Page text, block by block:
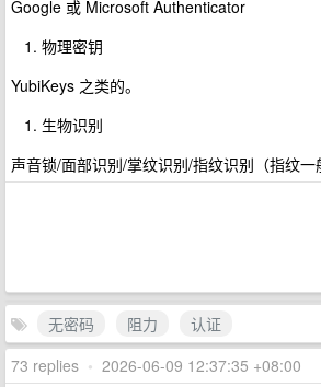
Google 或 Microsoft Authenticator
物理密钥
YubiKeys 之类的。
生物识别
声音锁/面部识别/掌纹识别/指纹识别（指纹一
无密码 阻力
认证
73 replies • 2026-06-09 12:37:35 +08:00